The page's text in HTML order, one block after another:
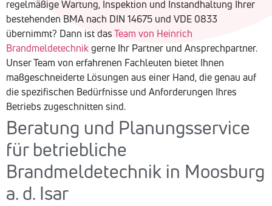
regelmäßige Wartung, Inspektion und Instandhaltung Ihrer
bestehenden BMA nach DIN 14675 und VDE 0833
übernimmt? Dann ist dasTeam von Heinrich
Brandmeldetechnikgerne Ihr Partner und Ansprechpartner.
Unser Team von erfahrenen Fachleuten bietet Ihnen
maßgeschneiderte Lösungen aus einer Hand, die genau auf
die spezifischen Bedürfnisse und Anforderungen Ihres
Betriebs zugeschnitten sind.
Beratung und Planungsservice
für betriebliche
Brandmeldetechnik in Moosburg
a. d. Isar